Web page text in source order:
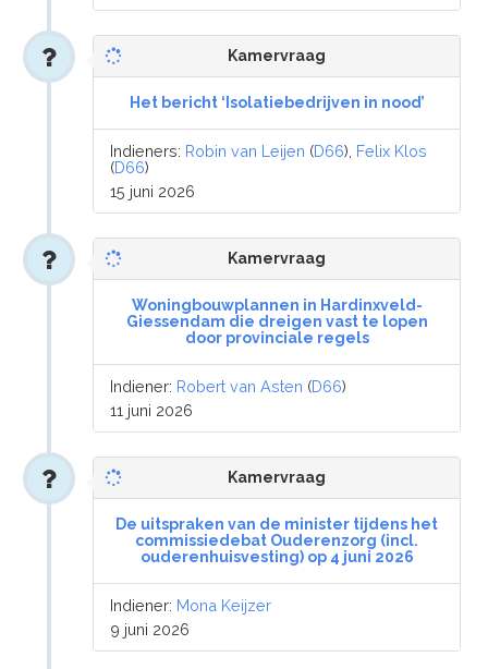
Kamervraag
Het bericht ‘Isolatiebedrijven in nood’
Indieners: Robin van Leijen (D66), Felix Klos
(D66)
15 juni 2026
Kamervraag
Woningbouwplannen in Hardinxveld-
Giessendam die dreigen vast te lopen
door provinciale regels
Indiener: Robert van Asten (D66)
11 juni 2026
Kamervraag
De uitspraken van de minister tijdens het
commissiedebat Ouderenzorg (incl.
ouderenhuisvesting) op 4 juni 2026
Indiener: Mona Keijzer
9 juni 2026